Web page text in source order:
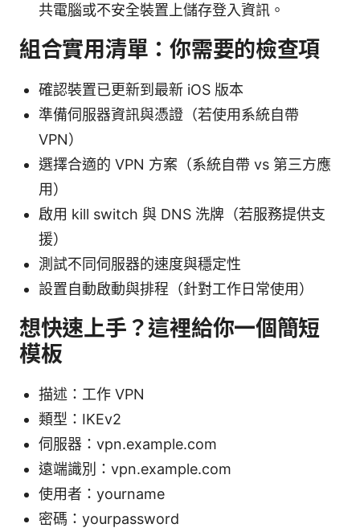
共電腦或不安全裝置上儲存登入資訊。
組合實用清單：你需要的檢查項
確認裝置已更新到最新 iOS 版本
準備伺服器資訊與憑證（若使用系統自帶
VPN）
選擇合適的 VPN 方案（系統自帶 vs 第三方應
用）
啟用 kill switch 與 DNS 洗牌（若服務提供支
援）
測試不同伺服器的速度與穩定性
設置自動啟動與排程（針對工作日常使用）
想快速上手？這裡給你一個簡短
模板
描述：工作 VPN
類型：IKEv2
伺服器：vpn.example.com
遠端識別：vpn.example.com
使用者：yourname
密碼：yourpassword